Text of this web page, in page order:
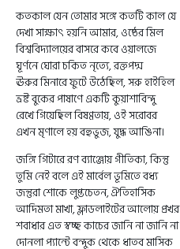
কতকাল যেন তোমার সঙ্গে কতটি কাল যে
দেখা সাক্ষাৎ হয়নি আমার, ওষ্ঠের মিল
বিশ্ববিদ্যালয়ের বাসরে কবে ওয়ালজে
ঘূর্ণনে ঘোরা চকিত নৃত্যে, রক্তপদ্ম
ঊরুর মিনারে ফুটে উঠেছিল, সরু হাইহিল
ভ্রষ্ট বুকের পাষাণে একটি কুয়াশাবিন্দু
রেখে গিয়েছিল বিষণ্ণতায়, ওই সরোবর
এখন মৃণালে হয় বহুভুজ, যুদ্ধ আঙিনা।
জঙ্গি গিটারে রণ ব্যাঞ্জোয় গীতিকা, কিন্তু
তুমি নেই বলে এই মার্বেল ভূমিতে বধ্য
জন্তুরা শোকে লুপ্তচেতন, ঐতিহাসিক
আদিমতা মাখা, ফ্লাডলাইটের আলোয় প্রখর
শবাধার এত স্বচ্ছ কাচের জানি না জানি না
দোনলা প্যান্টে বন্দুক থেকে ধাতব মাসিক